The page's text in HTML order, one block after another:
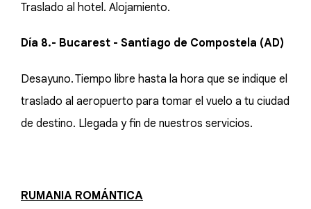
Traslado al hotel. Alojamiento.
Día 8.- Bucarest - Santiago de Compostela (AD)
Desayuno. Tiempo libre hasta la hora que se indique el
traslado al aeropuerto para tomar el vuelo a tu ciudad
de destino. Llegada y fin de nuestros servicios.
RUMANIA ROMÁNTICA